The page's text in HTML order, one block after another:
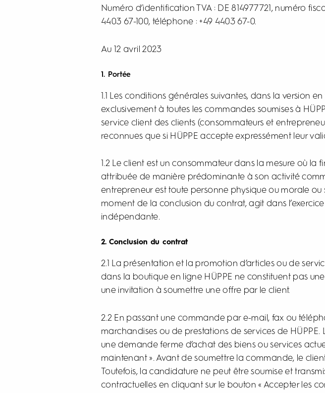
Numéro d’identification TVA : DE 814977721, numéro
4403 67-100, téléphone : +49 4403 67-0.
Au 12 avril 2023
1. Portée
1.1 Les conditions générales suivantes, dans la version
exclusivement à toutes les commandes soumises à
service client des clients (consommateurs et
reconnues que si HÜPPE accepte expressément leur
1.2 Le client est un consommateur dans la mesure où
attribuée de manière prédominante à son activité
entrepreneur est toute personne physique ou morale
moment de la conclusion du contrat, agit dans
indépendante.
2. Conclusion du contrat
2.1 La présentation et la promotion d’articles ou de
dans la boutique en ligne HÜPPE ne constituent pas
une invitation à soumettre une offre par le client.
2.2 En passant une commande par e-mail, fax ou
marchandises ou de prestations de services de
une demande ferme d’achat des biens ou services
maintenant ». Avant de soumettre la commande, le
Toutefois, la candidature ne peut être soumise et
contractuelles en cliquant sur le bouton « Accepter les